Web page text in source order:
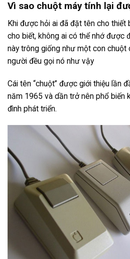
Vì sao chuột máy tính lại
Khi được hỏi ai đã đặt tên cho thiết
cho biết, không ai có thể nhớ được
này trông giống như một con chuột
người đều gọi nó như vậy
Cái tên “chuột” được giới thiệu lần
năm 1965 và dần trở nên phổ biến
đình phát triển.